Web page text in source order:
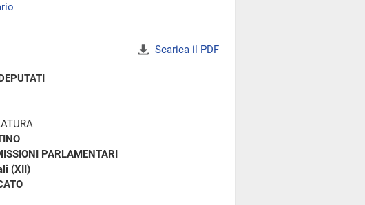
Scarica il PDF
PARLAMENTARI
(XII)